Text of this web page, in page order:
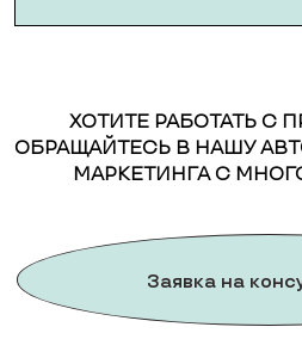
ХОТИТЕ РАБОТАТЬ С
ОБРАЩАЙТЕСЬ В НАШУ
МАРКЕТИНГА С
Заявка на